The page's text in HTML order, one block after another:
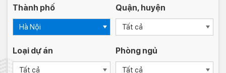
Thành phố
Hà Nội
Quận, huyện
Tất cả
Loại dự án
Tất cả
Phòng ngủ
Tất cả